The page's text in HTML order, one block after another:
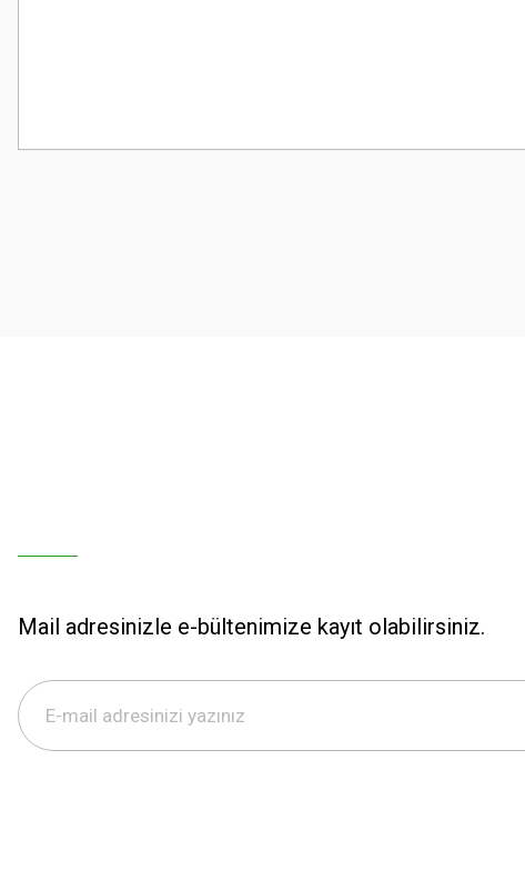
Görüş ve önerileriniz için teşekkür ederiz.
Mail adresinizle e-bültenimize kayıt olabilirsiniz.